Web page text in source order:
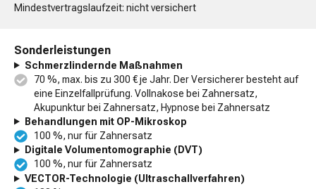
Mindestvertragslaufzeit: nicht versichert
Sonderleistungen
Schmerzlindernde Maßnahmen
70 %, max. bis zu 300 € je Jahr. Der Versicherer besteht auf
eine Einzelfallprüfung. Vollnakose bei Zahnersatz,
Akupunktur bei Zahnersatz, Hypnose bei Zahnersatz
Behandlungen mit OP-Mikroskop
100 %, nur für Zahnersatz
Digitale Volumentomographie (DVT)
100 %, nur für Zahnersatz
VECTOR-Technologie (Ultraschallverfahren)